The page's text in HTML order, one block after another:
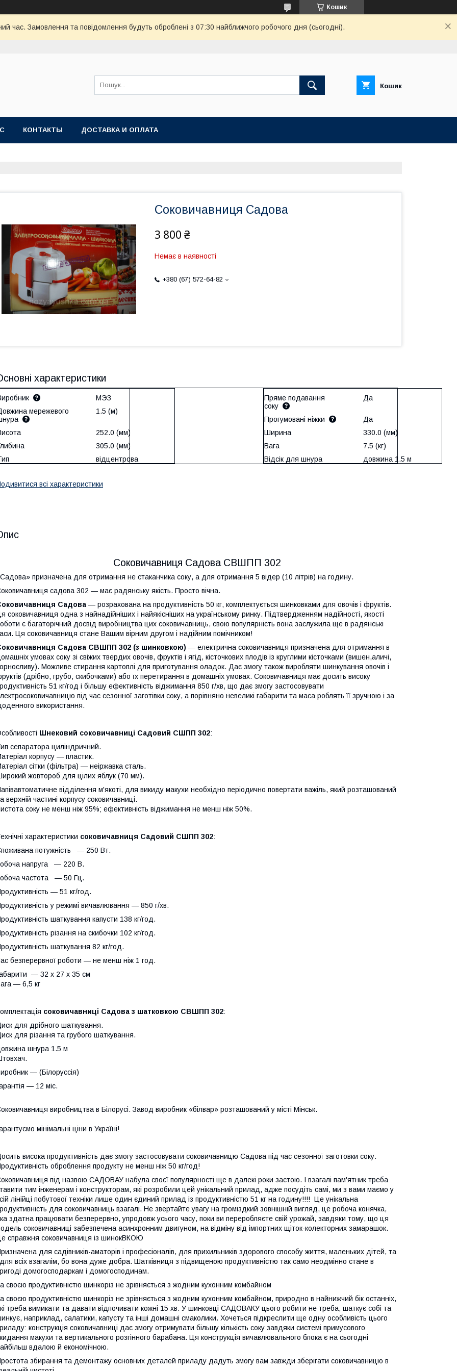
Кошик
час. Замовлення та повідомлення будуть оброблені з 07:30 найближчого робочого дня (сьогодні).
Кошик
КОНТАКТЫ ДОСТАВКА И ОПЛАТА
Соковичавниця Садова
3 800 ₴
Немає в наявності
+380 (67) 572-64-82
характеристики
МЭЗ
мережевого
1.5 (м)
252.0 (мм)
305.0 (мм)
відцентрова
Пряме подавання
соку
Да
Прогумовані ніжки
Да
Ширина
330.0 (мм)
Вага
7.5 (кг)
Відсік для шнура
довжина 1.5 м
всі характеристики
Соковичавниця Садова СВШПП 302
призначена для отримання не стаканчика соку, а для отримання 5 відер (10 літрів) на годину.
садова 302 — має радянську якість. Просто вічна.
Садова — розрахована на продуктивність 50 кг, комплектується шинковками для овочів і фруктів.
соковичавниця одна з найнадійніших і найякісніших на українському ринку. Підтвердженням надійності, якості
є багаторічний досвід виробництва цих соковичавниць, свою популярність вона заслужила ще в радянські
Ця соковичавниця стане Вашим вірним другом і надійним помічником!
Садова СВШПП 302 (з шинковкою) — електрична соковичавниця призначена для отримання в
умовах соку зі свіжих твердих овочів, фруктів і ягід, кісточкових плодів із круглими кісточками (вишен,аличі,
Можливе стирання картоплі для приготування оладок. Дає змогу також виробляти шинкування овочів і
(дрібно, грубо, скибочками) або їх перетирання в домашніх умовах. Соковичавниця має досить високу
51 кг/год і більшу ефективність віджимання 850 г/хв, що дає змогу застосовувати
під час сезонної заготівки соку, а порівняно невеликі габарити та маса роблять її зручною і за
використання.
Шнековий соковичавниці Садовий СШПП 302:
сепаратора циліндричний.
корпусу — пластик.
сітки (фільтра) — неіржавка сталь.
жовтороб для цілих яблук (70 мм).
відділення м'якоті, для викиду макухи необхідно періодично повертати важіль, який розташований
верхній частині корпусу соковичавниці.
соку не менш ніж 95%; ефективність віджимання не менш ніж 50%.
характеристики соковичавниця Садовий СШПП 302:
потужність — 250 Вт.
напруга ― 220 В.
частота — 50 Гц.
— 51 кг/год.
у режимі вичавлювання — 850 г/хв.
шаткування капусти 138 кг/год.
різання на скибочки 102 кг/год.
шаткування 82 кг/год.
безперервної роботи — не менш ніж 1 год.
― 32 х 27 х 35 см
— 6,5 кг
соковичавниці Садова з шатковкою СВШПП 302:
для дрібного шаткування.
для різання та грубого шаткування.
шнура 1.5 м
— (Білоруссія)
— 12 міс.
виробництва в Білорусі. Завод виробник «білвар» розташований у місті Мінськ.
мінімальні ціни в Україні!
висока продуктивність дає змогу застосовувати соковичавницю Садова під час сезонної заготовки соку.
оброблення продукту не менш ніж 50 кг/год!
під назвою САДОВАУ набула своєї популярності ще в далекі роки застою. І взагалі пам'ятник треба
тим інженерам і конструкторам, які розробили цей унікальний прилад, адже посудіть самі, ми з вами маємо у
лінійці побутової техніки лише один єдиний прилад із продуктивністю 51 кг на годину!!!! Це унікальна
для соковичавниць взагалі. Не звертайте увагу на громіздкий зовнішній вигляд, це робоча конячка,
здатна працювати безперервно, упродовж усього часу, поки ви переробляєте свій урожай, завдяки тому, що ця
соковичавниці забезпечена асинхронним двигуном, на відміну від імпортних щіток-колекторних замарашок.
справжня соковичавниця із шинокВКОЮ
для садівників-аматорів і професіоналів, для прихильників здорового способу життя, маленьких дітей, та
для всіх взагалім, бо вона дуже добра. Шатківниця з підвищеною продуктивністю так само неодмінно стане в
домогосподаркам і домогосподинам.
своєю продуктивністю шинкоріз не зрівняється з жодним кухонним комбайном
своєю продуктивністю шинкоріз не зрівняється з жодним кухонним комбайном, природно в найнижчий бік останніх,
треба вимикати та давати відпочивати кожні 15 хв. У шинковці САДОВАКУ цього робити не треба, шаткує собі та
наприклад, салатики, капусту та інші домашні смаколики. Хочеться підкреслити ще одну особливість цього
конструкція соковичавниці дає змогу отримувати більшу кількість соку завдяки системі примусового
макухи та вертикального розгінного барабана. Ця конструкція вичавлювального блока є на сьогодні
вдалою й економічною.
збирання та демонтажу основних деталей приладу дадуть змогу вам завжди зберігати соковичавницю в